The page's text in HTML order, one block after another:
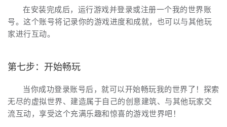
在安装完成后，运行游戏并登录或注册一个我的世界账
号。这个账号将记录你的游戏进度和成就，也可以与其他玩
家进行互动。
第七步：开始畅玩
当你成功登录账号后，就可以开始畅玩我的世界了！探索
无尽的虚拟世界、建造属于自己的创意建筑、与其他玩家交
流互动，享受这个充满乐趣和惊喜的游戏世界吧！